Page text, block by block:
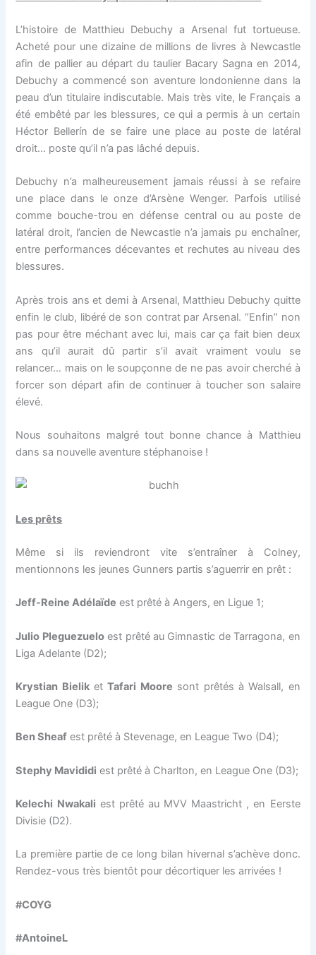
L’histoire de Matthieu Debuchy a Arsenal fut tortueuse.
Acheté pour une dizaine de millions de livres à Newcastle
afin de pallier au départ du taulier Bacary Sagna en 2014,
Debuchy a commencé son aventure londonienne dans la
peau d’un titulaire indiscutable. Mais très vite, le Français a
été embêté par les blessures, ce qui a permis à un certain
Héctor Bellerín de se faire une place au poste de latéral
droit… poste qu’il n’a pas lâché depuis.
Debuchy n’a malheureusement jamais réussi à se refaire
une place dans le onze d’Arsène Wenger. Parfois utilisé
comme bouche-trou en défense central ou au poste de
latéral droit, l’ancien de Newcastle n’a jamais pu enchaîner,
entre performances décevantes et rechutes au niveau des
blessures.
Après trois ans et demi à Arsenal, Matthieu Debuchy quitte
enfin le club, libéré de son contrat par Arsenal. “Enfin” non
pas pour être méchant avec lui, mais car ça fait bien deux
ans qu’il aurait dû partir s’il avait vraiment voulu se
relancer… mais on le soupçonne de ne pas avoir cherché à
forcer son départ afin de continuer à toucher son salaire
élevé.
Nous souhaitons malgré tout bonne chance à Matthieu
dans sa nouvelle aventure stéphanoise !
Les prêts
Même si ils reviendront vite s’entraîner à Colney,
mentionnons les jeunes Gunners partis s’aguerrir en prêt :
Jeff-Reine Adélaïde est prêté à Angers, en Ligue 1;
Julio Pleguezueloest prêté au Gimnastic de Tarragona, en
Liga Adelante (D2);
Krystian BieliketTafari Moore sont prêtés à Walsall, en
League One (D3);
Ben Sheaf est prêté à Stevenage, en League Two (D4);
Stephy Mavididi est prêté à Charlton, en League One (D3);
Kelechi Nwakali est prêté au MVV Maastricht , en Eerste
Divisie (D2).
La première partie de ce long bilan hivernal s’achève donc.
Rendez-vous très bientôt pour décortiquer les arrivées !
#COYG
#AntoineL